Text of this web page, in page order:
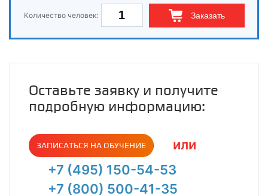
Количество человек: Заказать
Оставьте заявку и получите
подробную информацию:
ЗАПИСАТЬСЯ НА ОБУЧЕНИЕ
или
+7 (495) 150-54-53
+7 (800) 500-41-35